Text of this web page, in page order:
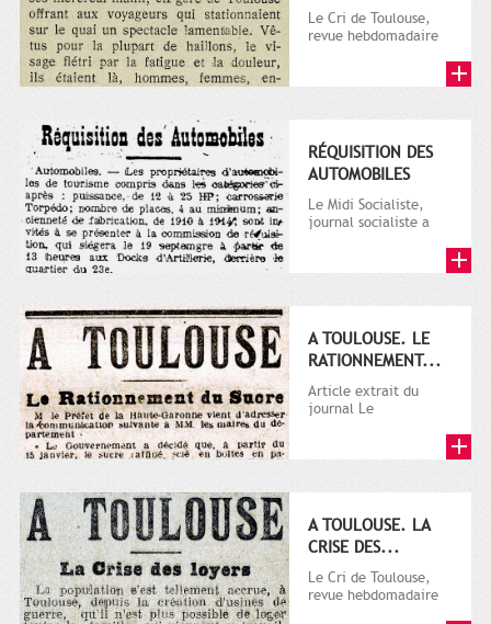
Le Cri de Toulouse,
revue hebdomadaire
puis...
RÉQUISITION DES
AUTOMOBILES
Le Midi Socialiste,
journal socialiste a
A TOULOUSE. LE
RATIONNEMENT...
Article extrait du
journal Le
A TOULOUSE. LA
CRISE DES...
Le Cri de Toulouse,
revue hebdomadaire